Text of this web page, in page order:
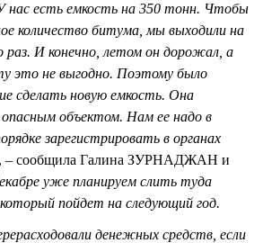
нас есть емкость на 350 тонн. Чтобы
количество битума, мы выходили на
раз. И конечно, летом он дорожал, а
это не выгодно. Поэтому было
сделать новую емкость. Она
опасным объектом. Нам ее надо в
зарегистрировать в органах
, – сообщила Галина ЗУРНАДЖАН и
уже планируем слить туда
пойдет на следующий год.
денежных средств, если